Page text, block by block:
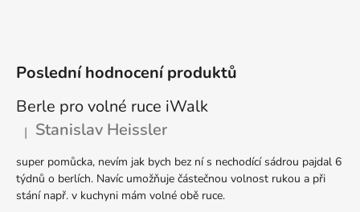
Poslední hodnocení produktů
Berle pro volné ruce iWalk
Hodnocení produktu je 5 z 5 hvězdiček.
| Stanislav Heissler
super pomůcka, nevím jak bych bez ní s nechodící sádrou pajdal 6
týdnů o berlích. Navíc umožňuje částečnou volnost rukou a při
stání např. v kuchyni mám volné obě ruce.